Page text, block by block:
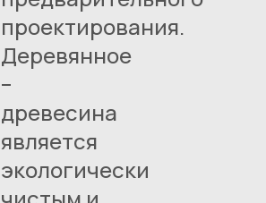
проектирования.
Деревянное
–
древесина
является
экологически